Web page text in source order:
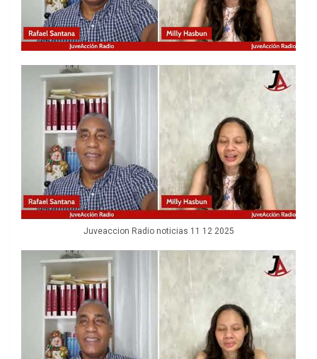
Juveaccion Radio noticias 11 12 2025